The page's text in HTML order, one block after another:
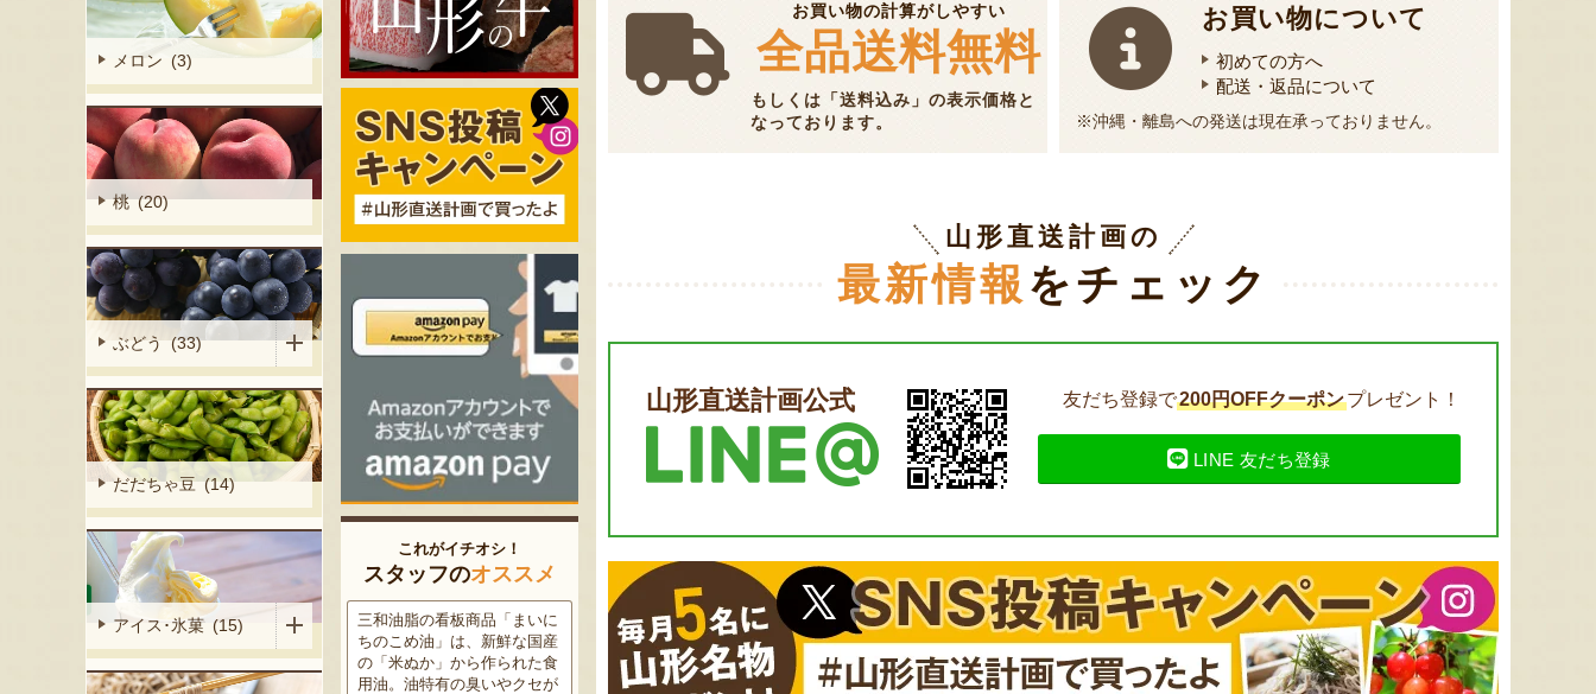
お買い物の計算がしやすい
全品送料無料
もしくは「送料込み」の表示価格と
なっております。
お買い物について
初めての方へ
配送・返品について
※沖縄・離島への発送は現在承っておりません。
山形直送計画の
最新情報 をチェック
山形直送計画公式 友だち登録で200円OFFクーポンプレゼント！
LINE 友だち登録
メロン (3)
桃 (20)
ぶどう (33)
だだちゃ豆 (14)
アイス･氷菓 (15)
これがイチオシ！
スタッフのオススメ
米沢牛は、非常に厳しい条件
をクリアした最高級のブラン
ド牛。美しいサシ・きめ細か
な肉質・とろける食感・濃厚
三和油脂の看板商品「まいに
ちのこめ油」は、新鮮な国産
の「米ぬか」から作られた食
用油。油特有の臭いやクセが
果樹栽培が盛んな東根市で育
った「白桃」。あえて大玉で
はなく、美味しさや食感を重
視した「中玉」にこだわって
色とりどりのフルーツがぎゅ
っと詰まった「ミックスゼリ
ー」。色をテーマに、素材の
組み合わせやカットの仕方に
寒河江市の肥沃な大地で育っ
たスイートコーン「おおも
の」。存在感のある大きさ
と、果物にも負けない濃厚な
肥沃な土壌が広がる尾花沢
市。その豊かな大地で丹精込
めて育てられたメロンは、糖
度15度前後を誇る「知る人ぞ